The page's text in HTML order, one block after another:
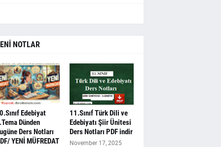
NOTLAR
Edebiyat
Dünden
Ders Notları
YENİ MÜFREDAT
11.Sınıf Türk Dili ve
Edebiyatı Şiir Ünitesi
Ders Notları PDF indir
November 17, 2025